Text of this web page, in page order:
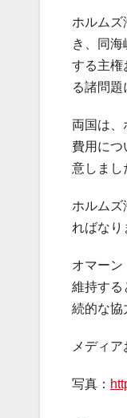
ホルムズ
き、同
する主権
る諸問題
両国は、
費用につ
意しまし
ホルムズ
ればなり
オマーン
維持する
続的な協
メディ
写真：